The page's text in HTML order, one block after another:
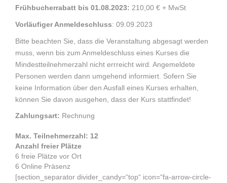
Frühbucherrabatt bis 01.08.2023: 210,00 € + MwSt
Vorläufiger Anmeldeschluss: 09.09.2023
Bitte beachten Sie, dass die Veranstaltung abgesagt werden
muss, wenn bis zum Anmeldeschluss eines Kurses die
Mindestteilnehmerzahl nicht errreicht wird. Angemeldete
Personen werden dann umgehend informiert. Sofern Sie
keine Information über den Ausfall eines Kurses erhalten,
können Sie davon ausgehen, dass der Kurs stattfindet!
Zahlungsart: Rechnung
Max. Teilnehmerzahl: 12
Anzahl freier Plätze
6 freie Plätze vor Ort
6 Online Präsenz
[section_separator divider_candy=“top“ icon=“fa-arrow-circle-